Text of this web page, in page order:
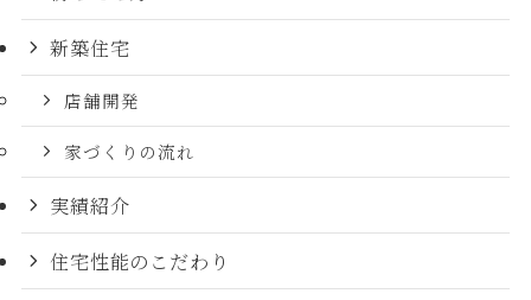
新築住宅
店舗開発
家づくりの流れ
実績紹介
住宅性能のこだわり